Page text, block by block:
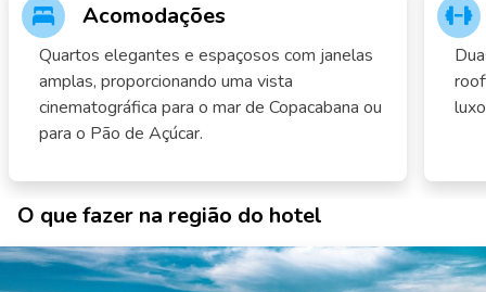
Acomodações
Quartos elegantes e espaçosos com janelas
amplas, proporcionando uma vista
cinematográfica para o mar de Copacabana ou
para o Pão de Açúcar.
O que fazer na região do hotel